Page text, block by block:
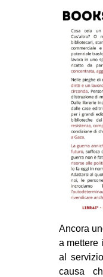
Ancora
a mettere
al
causa